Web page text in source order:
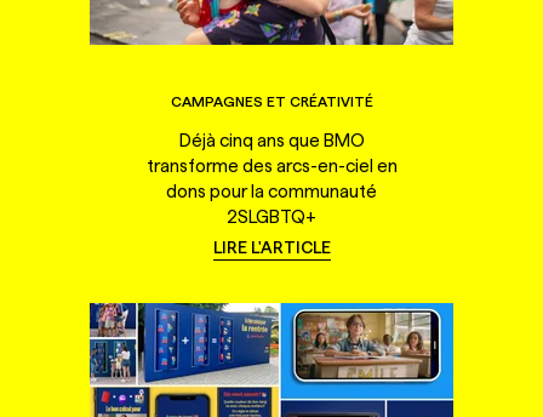
CAMPAGNES ET CRÉATIVITÉ
Déjà cinq ans que BMO
transforme des arcs-en-ciel en
dons pour la communauté
2SLGBTQ+
LIRE L'ARTICLE